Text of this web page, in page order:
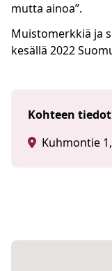
mutta ainoa”.
Muistomerkkiä ja
kesällä 2022
Kohteen tiedot
Kuhmontie